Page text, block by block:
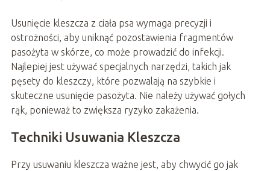
Usunięcie kleszcza z ciała psa wymaga precyzji i
ostrożności, aby uniknąć pozostawienia fragmentów
pasożyta w skórze, co może prowadzić do infekcji.
Najlepiej jest używać specjalnych narzędzi, takich jak
pęsety do kleszczy, które pozwalają na szybkie i
skuteczne usunięcie pasożyta. Nie należy używać gołych
rąk, ponieważ to zwiększa ryzyko zakażenia.
Techniki Usuwania Kleszcza
Przy usuwaniu kleszcza ważne jest, aby chwycić go jak